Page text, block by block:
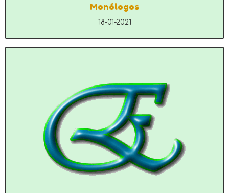
Monólogos
18-01-2021